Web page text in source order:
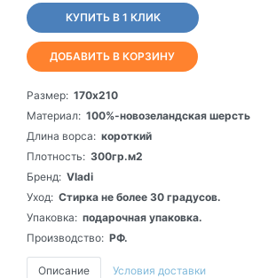
КУПИТЬ В 1 КЛИК
ДОБАВИТЬ В КОРЗИНУ
Размер: 170х210
Материал: 100%-новозеландская шерсть
Длина ворса: короткий
Плотность: 300гр.м2
Бренд: Vladi
Уход: Стирка не более 30 градусов.
Упаковка: подарочная упаковка.
Производство: РФ.
Описание Условия доставки